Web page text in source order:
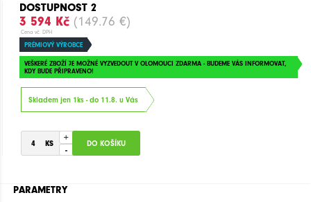
DOSTUPNOST 2
3 594 Kč (149.76 €)
Cena vč. DPH
PRÉMIOVÝ VÝROBCE
VEŠKERÉ ZBOŽÍ JE MOŽNÉ VYZVEDOUT V OLOMOUCI ZDARMA - BUDEME VÁS INFORMOVAT,
KDY BUDE PŘIPRAVENO!
Skladem jen 1ks - do 11.8. u Vás
+
-
PARAMETRY